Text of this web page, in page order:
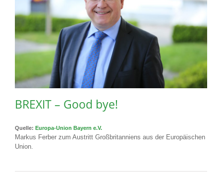
BREXIT – Good bye!
Quelle: Europa-Union Bayern e.V.
Markus Ferber zum Austritt Großbritanniens aus der Europäischen
Union.